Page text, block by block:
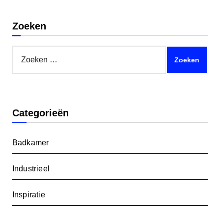
Zoeken
Categorieën
Badkamer
Industrieel
Inspiratie